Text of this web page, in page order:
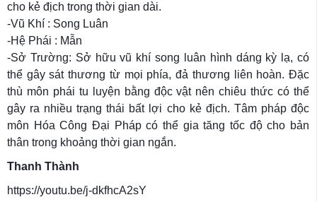
cho kẻ địch trong thời gian dài.
-Vũ Khí : Song Luân
-Hệ Phái : Mẫn
-Sở Trường: Sở hữu vũ khí song luân hình dáng kỳ lạ, có
thể gây sát thương từ mọi phía, đả thương liên hoàn. Đặc
thù môn phái tu luyện bằng độc vật nên chiêu thức có thể
gây ra nhiều trạng thái bất lợi cho kẻ địch. Tâm pháp độc
môn Hóa Công Đại Pháp có thể gia tăng tốc độ cho bản
thân trong khoảng thời gian ngắn.
Thanh Thành
https://youtu.be/j-dkfhcA2sY